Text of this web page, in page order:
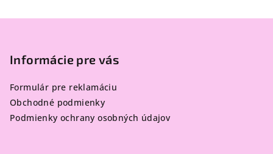
Informácie pre vás
Formulár pre reklamáciu
Obchodné podmienky
Podmienky ochrany osobných údajov